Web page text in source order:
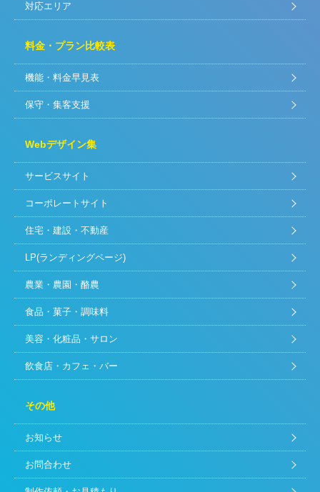
対応エリア
料金・プラン比較表
機能・料金早見表
保守・集客支援
Webデザイン集
サービスサイト
コーポレートサイト
住宅・建設・不動産
LP(ランディングページ)
農業・農園・酪農
食品・菓子・調味料
美容・化粧品・サロン
飲食店・カフェ・バー
その他
お知らせ
お問合わせ